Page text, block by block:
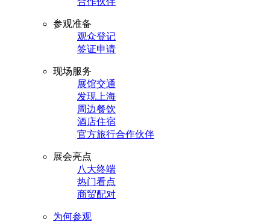
参观准备
观众登记
签证申请
现场服务
展馆交通
发现上海
周边餐饮
酒店住宿
官方旅行合作伙伴
展会亮点
八大终端
热门看点
商贸配对
为何参观